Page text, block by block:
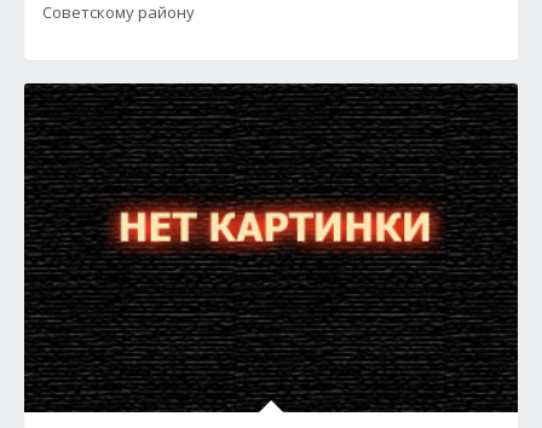
Советскому району